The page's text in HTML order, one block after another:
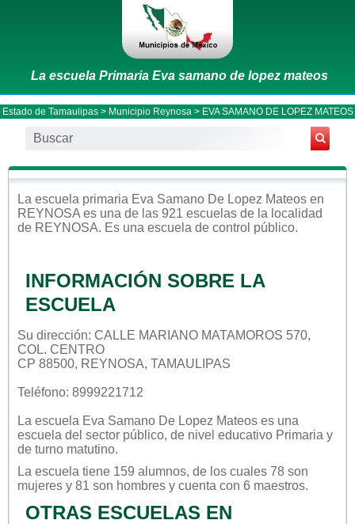
La escuela Primaria Eva samano de lopez mateos
Estado de Tamaulipas> Municipio Reynosa > EVA SAMANO DE LOPEZ MATEOS
La escuela primaria Eva Samano De Lopez Mateos en
REYNOSA es una de las 921 escuelas de la localidad
de REYNOSA. Es una escuela de control público.
INFORMACIÓN SOBRE LA
ESCUELA
Su dirección: CALLE MARIANO MATAMOROS 570,
COL. CENTRO
CP 88500, REYNOSA, TAMAULIPAS
Teléfono: 8999221712
La escuela Eva Samano De Lopez Mateos es una
escuela del sector público, de nivel educativo Primaria y
de turno matutino.
La escuela tiene 159 alumnos, de los cuales 78 son
mujeres y 81 son hombres y cuenta con 6 maestros.
OTRAS ESCUELAS EN